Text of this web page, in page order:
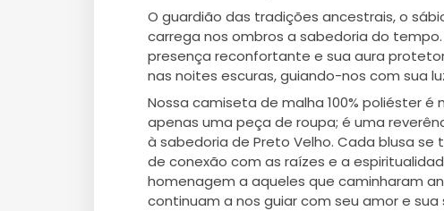
O guardião das tradições ancestrais, o
carrega nos ombros a sabedoria do
presença reconfortante e sua aura
nas noites escuras, guiando-nos com sua
Nossa camiseta de malha 100% poliéster é
apenas uma peça de roupa; é uma
à sabedoria de Preto Velho. Cada blusa se
de conexão com as raízes e a
homenagem a aqueles que caminharam
continuam a nos guiar com seu amor e sua